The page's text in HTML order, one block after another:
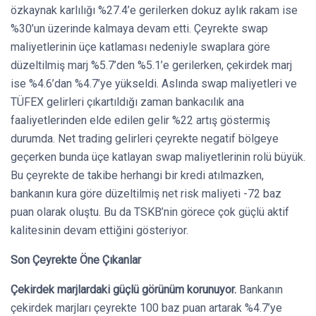
özkaynak karlılığı %27.4’e gerilerken dokuz aylık rakam ise
%30’un üzerinde kalmaya devam etti. Çeyrekte swap
maliyetlerinin üçe katlaması nedeniyle swaplara göre
düzeltilmiş marj %5.7’den %5.1’e gerilerken, çekirdek marj
ise %4.6’dan %4.7’ye yükseldi. Aslında swap maliyetleri ve
TÜFEX gelirleri çıkartıldığı zaman bankacılık ana
faaliyetlerinden elde edilen gelir %22 artış göstermiş
durumda. Net trading gelirleri çeyrekte negatif bölgeye
geçerken bunda üçe katlayan swap maliyetlerinin rolü büyük.
Bu çeyrekte de takibe herhangi bir kredi atılmazken,
bankanın kura göre düzeltilmiş net risk maliyeti -72 baz
puan olarak oluştu. Bu da TSKB’nin görece çok güçlü aktif
kalitesinin devam ettiğini gösteriyor.
Son Çeyrekte Öne Çıkanlar
Çekirdek marjlardaki güçlü görünüm korunuyor. Bankanın
çekirdek marjları çeyrekte 100 baz puan artarak %4.7’ye